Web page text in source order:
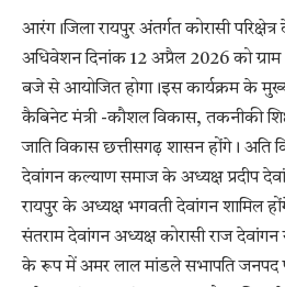
आरंग।जिला रायपुर अंतर्गत कोरासी
अधिवेशन दिनांक 12 अप्रैल 2026 को
बजे से आयोजित होगा।इस कार्यक्रम के
कैबिनेट मंत्री -कौशल विकास, तकनीकी
जाति विकास छत्तीसगढ़ शासन होंगे। अति
देवांगन कल्याण समाज के अध्यक्ष प्रदीप
रायपुर के अध्यक्ष भगवती देवांगन शामिल
संतराम देवांगन अध्यक्ष कोरासी राज देवांगन
के रूप में अमर लाल मांडले सभापति